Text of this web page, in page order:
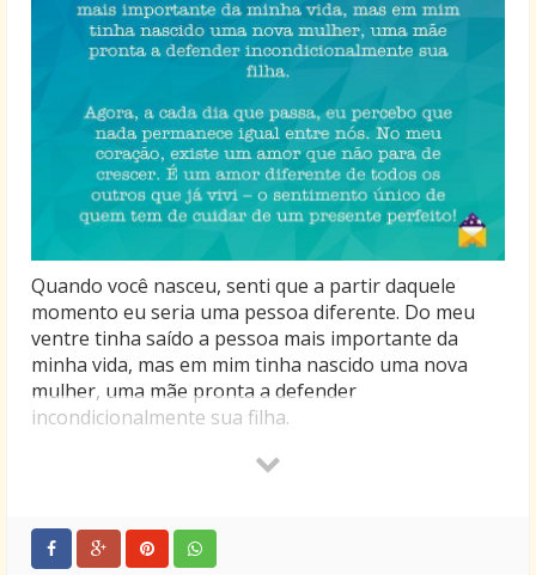
Quando você nasceu, senti que a partir daquele
momento eu seria uma pessoa diferente. Do meu
ventre tinha saído a pessoa mais importante da
minha vida, mas em mim tinha nascido uma nova
mulher, uma mãe pronta a defender
incondicionalmente sua filha.
Agora, a cada dia que passa, eu percebo que nada
diferente de todos os outros que já vivi – o
sentimento único de quem tem de cuidar de um